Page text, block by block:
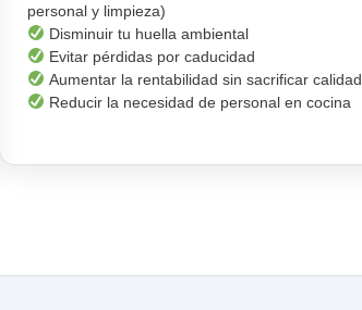
personal y limpieza)
Disminuir tu huella ambiental
Evitar pérdidas por caducidad
Aumentar la rentabilidad sin sacrificar calidad
Reducir la necesidad de personal en cocina